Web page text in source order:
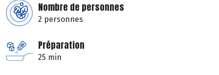
Nombre de personnes
2 personnes
Préparation
25 min